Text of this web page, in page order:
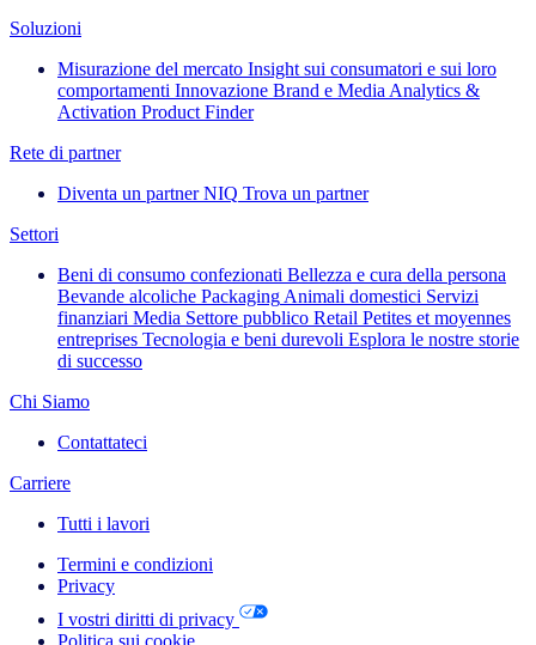
Soluzioni
Misurazione del mercato Insight sui consumatori e sui loro
comportamenti Innovazione Brand e MediaAnalytics &
Activation Product Finder
Rete di partner
Diventa un partner NIQ Trova un partner
Settori
Beni di consumo confezionati Bellezza e cura della persona
Bevande alcoliche PackagingAnimali domestici Servizi
finanziari Media Settore pubblico Retail Petites et moyennes
entreprises Tecnologia e beni durevoli Esplora le nostre storie
di successo
Chi Siamo
Contattateci
Carriere
Tutti i lavori
Termini e condizioni
Privacy
I vostri diritti di privacy